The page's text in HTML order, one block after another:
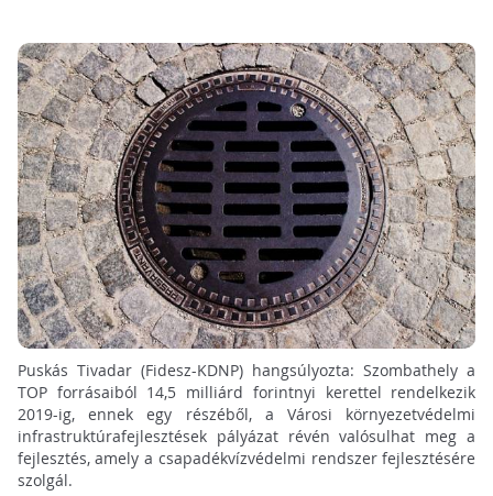
Puskás Tivadar (Fidesz-KDNP) hangsúlyozta: Szombathely a
TOP forrásaiból 14,5 milliárd forintnyi kerettel rendelkezik
2019-ig, ennek egy részéből, a Városi környezetvédelmi
infrastruktúrafejlesztések pályázat révén valósulhat meg a
fejlesztés, amely a csapadékvízvédelmi rendszer fejlesztésére
szolgál.